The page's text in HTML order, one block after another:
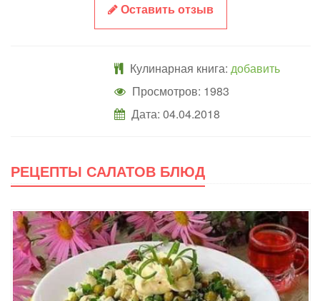
Оставить отзыв
Кулинарная книга: добавить
Просмотров: 1983
Дата: 04.04.2018
РЕЦЕПТЫ САЛАТОВ БЛЮД